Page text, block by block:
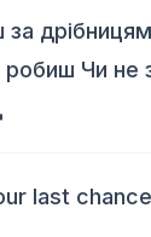
Чи не
last chance